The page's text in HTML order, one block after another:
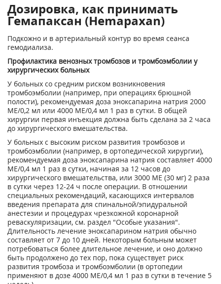
Дозировка, как принимать
Гемапаксан (Hemapaxan)
Подкожно и в артериальный контур во время сеанса
гемодиализа.
Профилактика венозных тромбозов и тромбоэмболии у
хирургических больных
У больных со средним риском возникновения
тромбоэмболии (например, при операциях брюшной
полости), рекомендуемая доза эноксапарина натрия 2000
МЕ/0,2 мл или 4000 МЕ/0,4 мл 1 раз в сутки. В общей
хирургии первая инъекция должна быть сделана за 2 часа
до хирургического вмешательства.
У больных с высоким риском развития тромбозов и
тромбоэмболии (например, в ортопедической хирургии),
рекомендуемая доза эноксапарина натрия составляет 4000
МЕ/0,4 мл 1 раз в сутки, начиная за 12 часов до
хирургического вмешательства, или 3000 ME (30 мг) 2 раза
в сутки через 12-24 ч после операции. В отношении
специальных рекомендаций, касающихся интервалов
введения препарата для спинальной/эпидуральной
анестезии и процедурах чрезкожной коронарной
реваскуляризации, см. раздел "Особые указания".
Длительность лечение эноксапарином натрия обычно
составляет от 7 до 10 дней. Некоторым больным может
потребоваться более длительное лечение, и оно должно
быть продолжено до тех пор, пока существует риск
развития тромбоза и тромбоэмболии (в ортопедии
применяют в дозе 4000 МЕ/0,4 мл 1 раз в сутки в течение 5